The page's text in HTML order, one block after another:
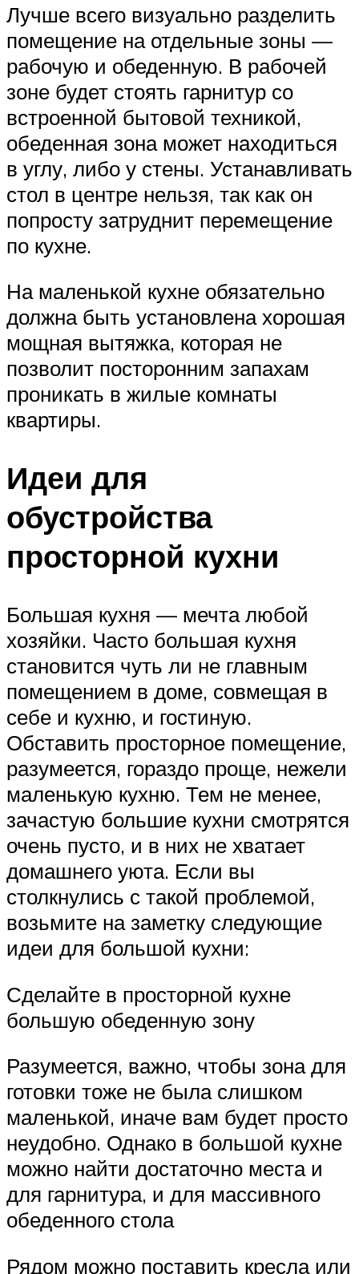
Лучше всего визуально разделить
помещение на отдельные зоны —
рабочую и обеденную. В рабочей
зоне будет стоять гарнитур со
встроенной бытовой техникой,
обеденная зона может находиться
в углу, либо у стены. Устанавливать
стол в центре нельзя, так как он
попросту затруднит перемещение
по кухне.
На маленькой кухне обязательно
должна быть установлена хорошая
мощная вытяжка, которая не
позволит посторонним запахам
проникать в жилые комнаты
квартиры.
Идеи для
обустройства
просторной кухни
Большая кухня — мечта любой
хозяйки. Часто большая кухня
становится чуть ли не главным
помещением в доме, совмещая в
себе и кухню, и гостиную.
Обставить просторное помещение,
разумеется, гораздо проще, нежели
маленькую кухню. Тем не менее,
зачастую большие кухни смотрятся
очень пусто, и в них не хватает
домашнего уюта. Если вы
столкнулись с такой проблемой,
возьмите на заметку следующие
идеи для большой кухни:
Сделайте в просторной кухне
большую обеденную зону
Разумеется, важно, чтобы зона для
готовки тоже не была слишком
маленькой, иначе вам будет просто
неудобно. Однако в большой кухне
можно найти достаточно места и
для гарнитура, и для массивного
обеденного стола
Рядом можно поставить кресла или